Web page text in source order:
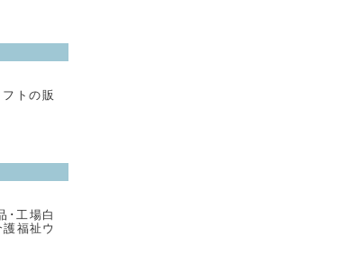
トの販
･工場白
福祉ウ